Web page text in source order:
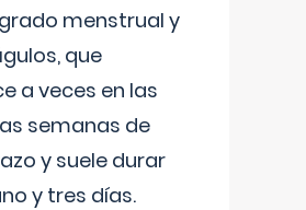
menstrual y
que
a veces en las
semanas de
y suele durar
y tres días.